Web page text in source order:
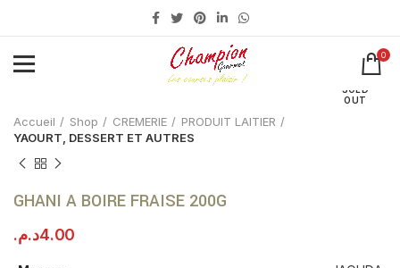
0
SOLD
OUT
Accueil Shop CREMERIE
PRODUIT LAITIER
YAOURT, DESSERT ET AUTRES
GHANI A BOIRE FRAISE 200G
4.00د.م.